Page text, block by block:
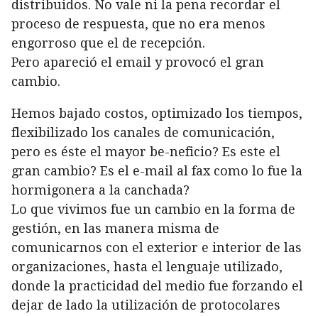
distribuidos. No vale ni la pena recordar el
proceso de respuesta, que no era menos
engorroso que el de recepción.
Pero apareció el email y provocó el gran
cambio.
Hemos bajado costos, optimizado los tiempos,
flexibilizado los canales de comunicación,
pero es éste el mayor be-neficio? Es este el
gran cambio? Es el e-mail al fax como lo fue la
hormigonera a la canchada?
Lo que vivimos fue un cambio en la forma de
gestión, en las manera misma de
comunicarnos con el exterior e interior de las
organizaciones, hasta el lenguaje utilizado,
donde la practicidad del medio fue forzando el
dejar de lado la utilización de protocolares